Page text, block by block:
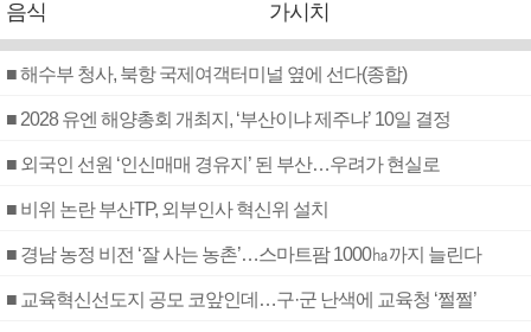
음식
가시치
■ 해수부 청사, 북항 국제여객터미널 옆에 선다(종합)
■ 2028 유엔 해양총회 개최지, ‘부산이냐 제주냐’ 10일 결정
■ 외국인 선원 ‘인신매매 경유지’ 된 부산…우려가 현실로
■ 비위 논란 부산TP, 외부인사 혁신위 설치
■ 경남 농정 비전 ‘잘 사는 농촌’…스마트팜 1000㏊까지 늘린다
■ 교육혁신선도지 공모 코앞인데…구·군 난색에 교육청 ‘쩔쩔’